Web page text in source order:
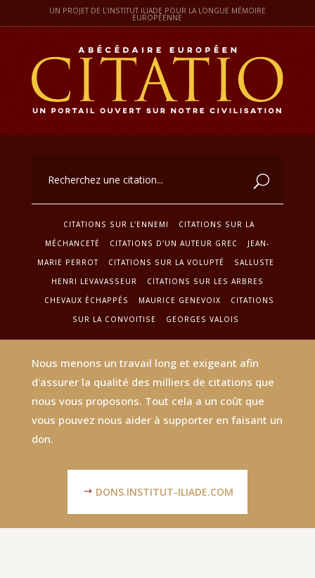
UN PROJET DE L'INSTITUT ILIADE POUR LA LONGUE MÉMOIRE
EUROPÉENNE
CITATIONS SUR L'ENNEMI
CITATIONS SUR LA
MÉCHANCETÉ
CITATIONS D'UN AUTEUR GREC
JEAN-
MARIE PERROT
CITATIONS SUR LA VOLUPTÉ
SALLUSTE
HENRI LEVAVASSEUR
CITATIONS SUR LES ARBRES
CHEVAUX ÉCHAPPÉS
MAURICE GENEVOIX
CITATIONS
SUR LA CONVOITISE
GEORGES VALOIS
Nous menons un travail long et exigeant afin
d'assurer la qualité des milliers de citations que
nous vous proposons. Tout cela a un coût que
vous pouvez nous aider à supporter en faisant un
don.
DONS.INSTITUT-ILIADE.COM